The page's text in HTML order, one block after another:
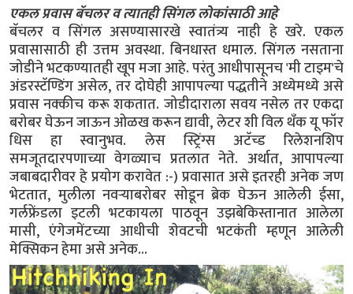
एकल प्रवास बॅचलर व त्यातही सिंगल लोकांसाठी आहे
बॅचलर व सिंगल असण्यासारखे स्वातंत्र्य नाही हे खरे. एकल
प्रवासासाठी ही उत्तम अवस्था. बिनधास्त धमाल. सिंगल नसताना
जोडीने भटकण्यातही खूप मजा आहे. परंतु आधीपासूनच 'मी टाइम'चे
अंडरस्टॅण्डिंग असेल, तर दोघेही आपापल्या पद्धतीने अध्येमध्ये असे
प्रवास नक्कीच करू शकतात. जोडीदाराला सवय नसेल तर एकदा
बरोबर घेऊन जाऊन ओळख करून द्यावी, लेटर शी विल थँक यू फॉर
धिस हा स्वानुभव. लेस स्ट्रिंग्स अटॅच्ड रिलेशनशिप
समजूतदारपणाच्या वेगळ्याच प्रतलात नेते. अर्थात, आपापल्या
जबाबदारीवर हे प्रयोग करावेत :-) प्रवासात असे इतरही अनेक जण
भेटतात, मुलीला नवऱ्याबरोबर सोडून ब्रेक घेऊन आलेली ईसा,
गर्लफ्रेंडला इटली भटकायला पाठवून उझबेकिस्तानात आलेला
मासी, एंगेजमेंटच्या आधीची शेवटची भटकंती म्हणून आलेली
मेक्सिकन हेमा असे अनेक...